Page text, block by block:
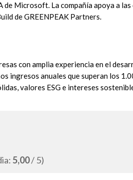
Microsoft. La compañía apoya a las
de GREENPEAK Partners.
con amplia experiencia en el
ingresos anuales que superan los
valores ESG e intereses
5,00/ 5)